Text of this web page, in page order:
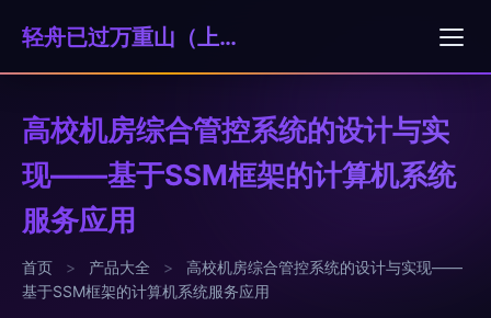
轻舟已过万重山（上海）科技贸易有限公司
高校机房综合管控系统的设计与实
现——基于SSM框架的计算机系统
服务应用
首页 > 产品大全 >
高校机房综合管控系统的设计与实现——
基于SSM框架的计算机系统服务应用